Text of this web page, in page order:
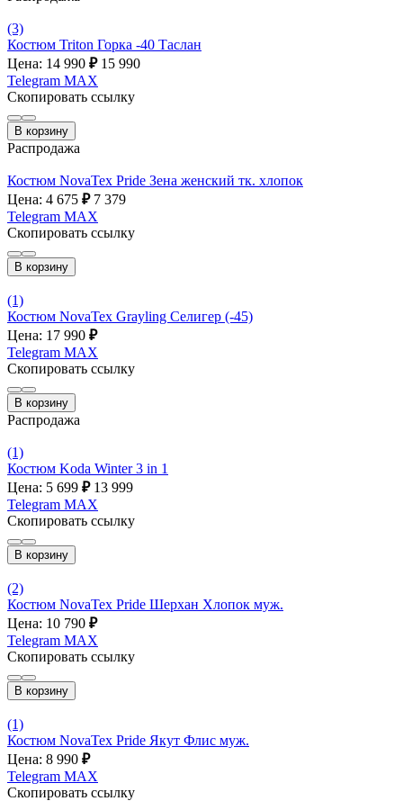
(3)
Костюм Triton Горка -40 Таслан
Цена: 14 990 ₽ 15 990
Telegram MAX
Скопировать ссылку
В корзину
Распродажа
Костюм NovaTex Pride Зена женский тк. хлопок
Цена: 4 675 ₽ 7 379
Telegram MAX
Скопировать ссылку
В корзину
(1)
Костюм NovaTex Grayling Селигер (-45)
Цена: 17 990 ₽
Telegram MAX
Скопировать ссылку
В корзину
Распродажа
(1)
Костюм Koda Winter 3 in 1
Цена: 5 699 ₽ 13 999
Telegram MAX
Скопировать ссылку
В корзину
(2)
Костюм NovaTex Pride Шерхан Хлопок муж.
Цена: 10 790 ₽
Telegram MAX
Скопировать ссылку
В корзину
(1)
Костюм NovaTex Pride Якут Флис муж.
Цена: 8 990 ₽
Telegram MAX
Скопировать ссылку